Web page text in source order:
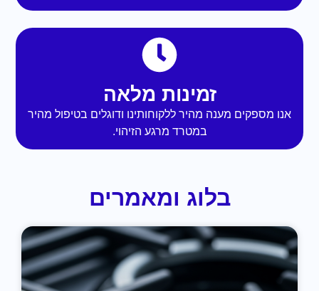
זמינות מלאה
אנו מספקים מענה מהיר ללקוחותינו ודוגלים בטיפול מהיר
במטרד מרגע הזיהוי.
בלוג ומאמרים